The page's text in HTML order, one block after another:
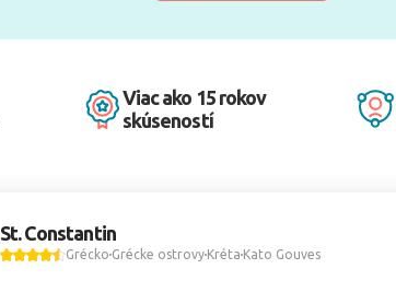
Viac ako 15 rokov
skúseností
St. Constantin
GréckoGrécke ostrovyKrétaKato Gouves